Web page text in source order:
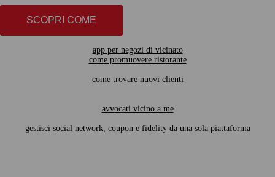
SCOPRI COME
app per negozi di vicinato
come promuovere ristorante
come trovare nuovi clienti
avvocati vicino a me
gestisci social network, coupon e fidelity da una sola piattaforma